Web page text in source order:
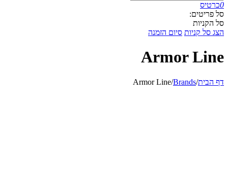
0כרטיס
סל פריטים:
סל הקניות
הצג סל קניות סיום הזמנה
Armor Line
דף הבית/
Brands
/
Armor Line